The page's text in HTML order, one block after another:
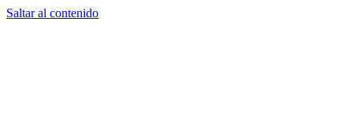
Saltar al contenido